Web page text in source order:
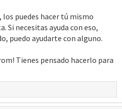
los puedes hacer tú mismo
Si necesitas ayuda con eso,
puedo ayudarte con alguno.
Tienes pensado hacerlo para